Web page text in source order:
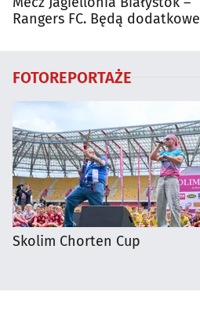
Rangers FC. Będą dodatkowe
FOTOREPORTAŻE
Skolim Chorten Cup